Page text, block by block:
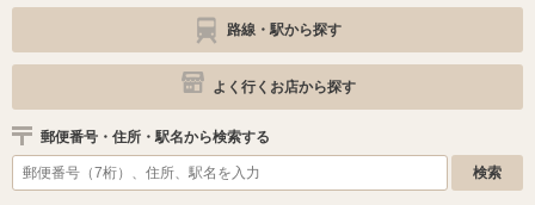
路線・駅から探す
よく行くお店から探す
郵便番号・住所・駅名から検索する